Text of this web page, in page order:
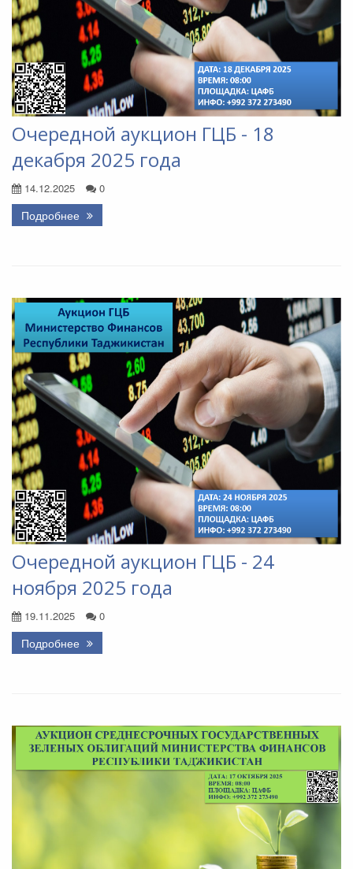
Очередной аукцион ГЦБ - 18
декабря 2025 года
14.12.2025 0
Подробнее
Очередной аукцион ГЦБ - 24
ноября 2025 года
19.11.2025 0
Подробнее